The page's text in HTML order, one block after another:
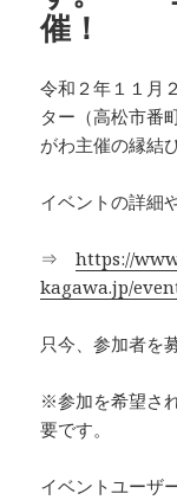
催！
令和２年１１月
ター（高松市番
がわ主催の縁結
イベントの詳細
⇒https://
kagawa.jp/
只今、参加者を
※参加を希望さ
要です。
イベントユーザ